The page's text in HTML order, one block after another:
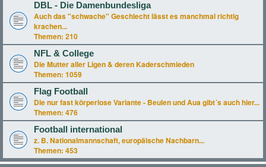
DBL - Die Damenbundesliga
Auch das "schwache" Geschlecht lässt es manchmal richtig
krachen...
Themen: 210
NFL & College
Die Mutter aller Ligen & deren Kaderschmieden
Themen: 1059
Flag Football
Die nur fast körperlose Variante - Beulen und Aua gibt´s auch hier...
Themen: 476
Football international
z. B. Nationalmannschaft, europäische Nachbarn...
Themen: 453